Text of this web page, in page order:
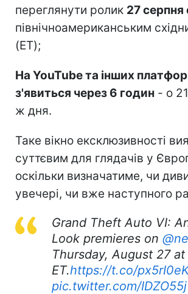
переглянути ролик 27 серпня
північноамериканським
(ET);
На YouTube та інших
з'явиться через 6 годин - о
ж дня.
Таке вікно ексклюзивності
суттєвим для глядачів у
оскільки визначатиме, чи
увечері, чи вже наступного
Grand Theft Auto VI:
Look premieres on
Thursday, August 27
ET.https://t.co/
pic.twitter.com/